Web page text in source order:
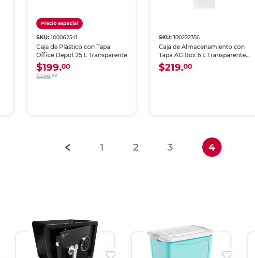
SKU: 100062541
Caja de Plástico con Tapa
Office Depot 25 L Transparente
$199.00
$499.00
SKU:100222356
Caja de Almacenamiento con
Tapa AG Box 6 L Transparente
3 piezas
$219.00
1 2 3 4(current)